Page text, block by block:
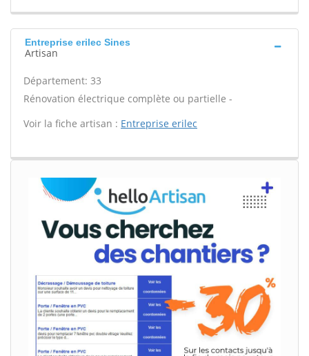
Entreprise erilec Sines
Artisan
Département: 33
Rénovation électrique complète ou partielle -
Voir la fiche artisan : Entreprise erilec